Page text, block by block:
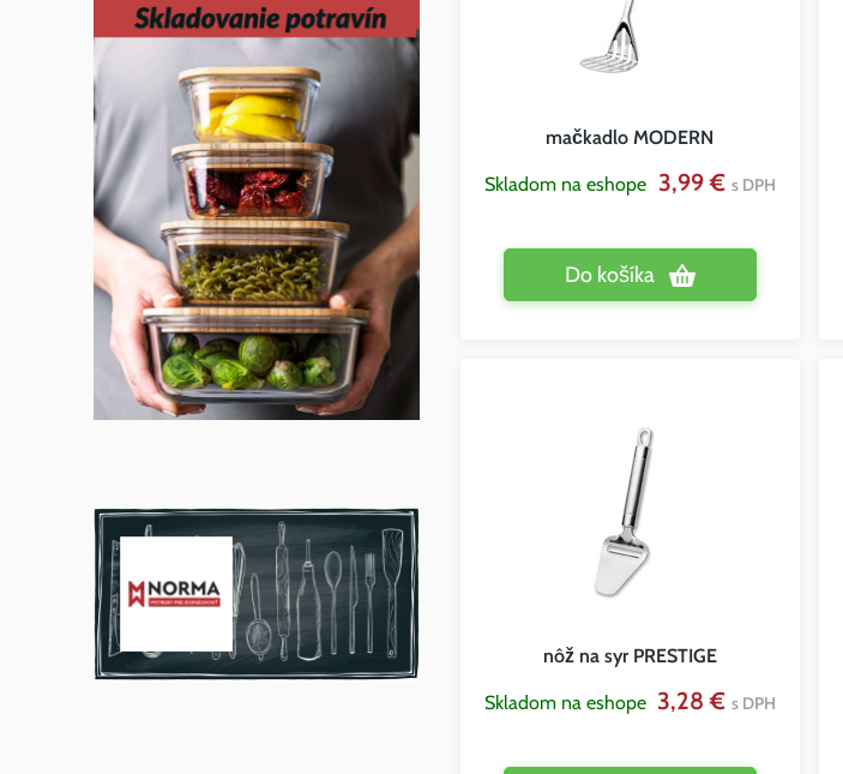
mačkadlo MODERN
Skladom na eshope 3,99 € s DPH
Do košíka
nôž na syr PRESTIGE
Skladom na eshope 3,28 € s DPH